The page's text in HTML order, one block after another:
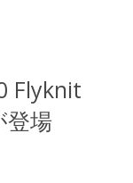
Flyknit
登場